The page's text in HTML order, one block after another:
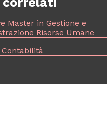
Master in Gestione e
Risorse Umane